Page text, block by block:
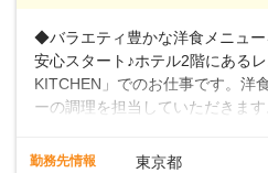
◆バラエティ豊かな洋食メニュ
安心スタート♪ホテル2階にある
KITCHEN」でのお仕事です。洋
ーの調理を担当していただきま
トできます。経験者は、これまで
勤務先情報 東京都